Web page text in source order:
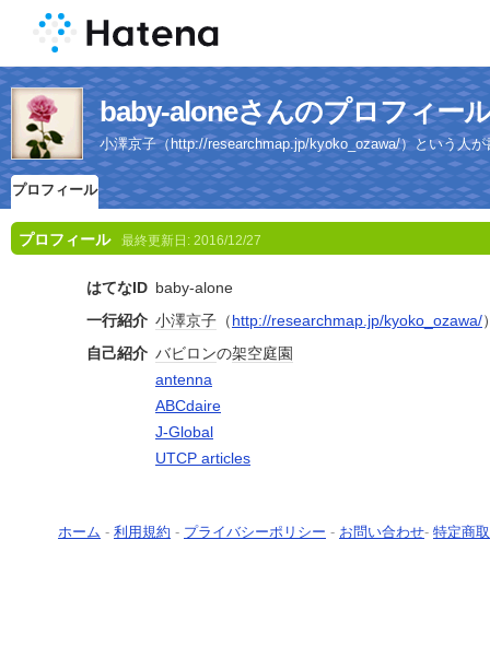
baby-aloneさんのプロフィー
小澤京子（http://researchmap.jp/kyoko_ozawa/）という人が
プロフィール
プロフィール 最終更新日: 2016/12/27
はてなID baby-alone
一行紹介 小澤京子 （http://researchmap.jp/kyoko_ozawa/
自己紹介 バビロンの架空庭園
antenna
ABCdaire
J-Global
UTCP articles
ホーム - 利用規約 - プライバシーポリシー - お問い合わせ- 特定商